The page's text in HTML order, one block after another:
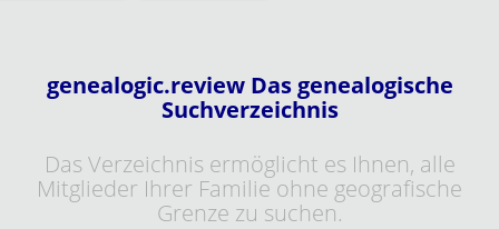
genealogic.review Das genealogische
Suchverzeichnis
Das Verzeichnis ermöglicht es Ihnen, alle
Mitglieder Ihrer Familie ohne geografische
Grenze zu suchen.